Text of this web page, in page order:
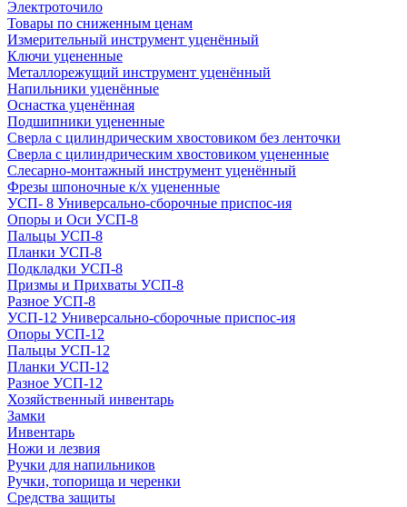
Электроточило
Товары по сниженным ценам
Измерительный инструмент уценённый
Ключи уцененные
Металлорежущий инструмент уценённый
Напильники уценённые
Оснастка уценённая
Подшипники уцененные
Сверла с цилиндрическим хвостовиком без ленточки
Сверла с цилиндрическим хвостовиком уцененные
Слесарно-монтажный инструмент уценённый
Фрезы шпоночные к/х уцененные
УСП- 8 Универсально-сборочные приспос-ия
Опоры и Оси УСП-8
Пальцы УСП-8
Планки УСП-8
Подкладки УСП-8
Призмы и Прихваты УСП-8
Разное УСП-8
УСП-12 Универсально-сборочные приспос-ия
Опоры УСП-12
Пальцы УСП-12
Планки УСП-12
Разное УСП-12
Хозяйственный инвентарь
Замки
Инвентарь
Ножи и лезвия
Ручки для напильников
Ручки, топорища и черенки
Средства защиты